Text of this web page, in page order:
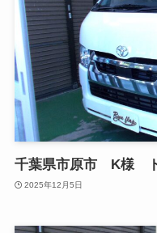
千葉県市原市 K様
2025年12月5日